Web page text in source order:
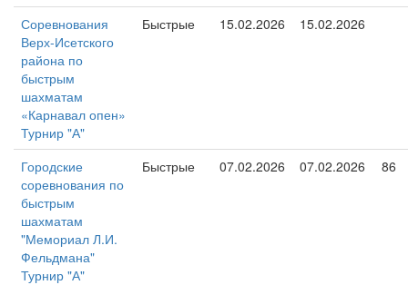
Соревнования
Верх-Исетского
района по
быстрым
шахматам
«Карнавал опен»
Турнир "А"
Быстрые 15.02.2026 15.02.2026
Городские
соревнования по
быстрым
шахматам
"Мемориал Л.И.
Фельдмана"
Турнир "А"
Быстрые 07.02.2026 07.02.2026 86